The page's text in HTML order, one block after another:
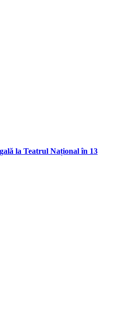
la Teatrul Național în 13